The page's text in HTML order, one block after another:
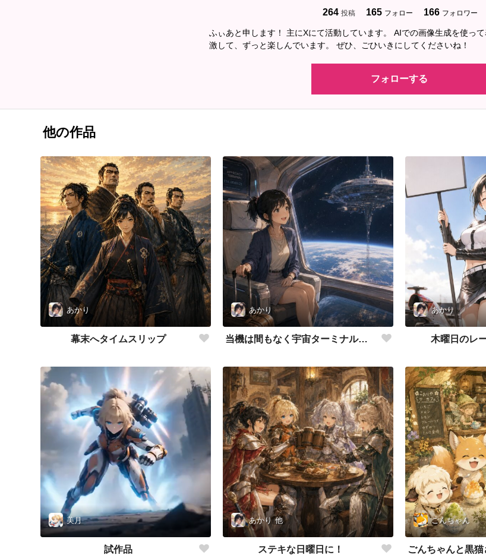
264 投稿 165 フォロー 166 フォロワー
ふぃあと申します！ 主にXにて活動しています。 AIでの画像生成を使っ
激して、ずっと楽しんでいます。 ぜひ、ごひいきにしてくださいね！
フォローする
他の作品
あかり
幕末へタイムスリップ
あかり
当機は間もなく宇宙ターミナルへ到着いたします
あかり
木曜日のレ
美月
試作品
あかり 他
ステキな日曜日に！
ごんちゃん